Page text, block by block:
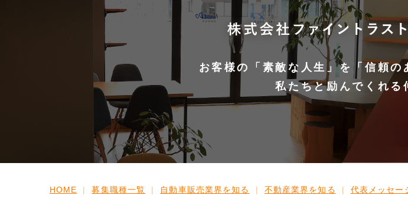
お客様の「素敵な人生」を 「信頼の
私たちと励んでくれる
HOME 募集職種一覧 自動車販売業界を知る 不動産業界を知る 代表メッセー